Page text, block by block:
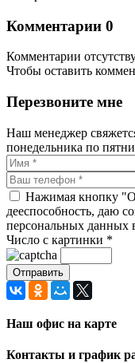
Комментарии 0
Комментарии
Чтобы оставить
Перезвоните мне
Наш менеджер
понедельника по
Нажимая кнопку
дееспособность, даю
персональных данных
Число с картинки *
Наш офис на карте
Контакты и график